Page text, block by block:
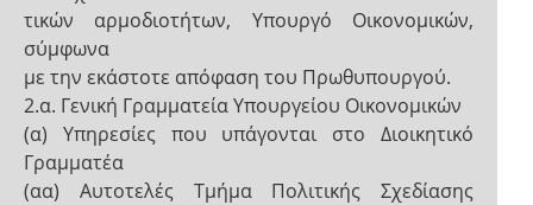
τικών αρμοδιοτήτων, Υπουργό Οικονομικών,
σύμφωνα
με την εκάστοτε απόφαση του Πρωθυπουργού.
2.α. Γενική Γραμματεία Υπουργείου Οικονομικών
(α) Υπηρεσίες που υπάγονται στο Διοικητικό
Γραμματέα
(αα) Αυτοτελές Τμήμα Πολιτικής Σχεδίασης